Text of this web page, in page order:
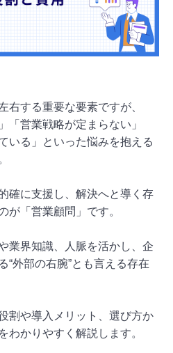
右する重要な要素ですが、
「営業戦略が定まらない」
いる」といった悩みを抱える
確に支援し、解決へと導く存
が「営業顧問」です。
業界知識、人脈を活かし、企
“外部の右腕”とも言える存在
割や導入メリット、選び方か
わかりやすく解説します。